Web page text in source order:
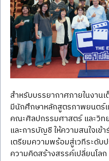
สำหรับบรรยากาศภายในงาน
มีนักศึกษาหลักสูตรภาพยนตร์
คณะศิลปกรรมศาสตร์ และวิท
และการบัญชี ให้ความสนใจเ
เตรียมความพร้อมสู่เวทีระดับ
ความคิดสร้างสรรค์เปลี่ยนโลก